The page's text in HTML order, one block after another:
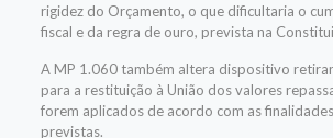
rigidez do Orçamento, o que dificultaria o
fiscal e da regra de ouro, prevista na
A MP 1.060 também altera dispositivo
para a restituição à União dos valores
forem aplicados de acordo com as
previstas.